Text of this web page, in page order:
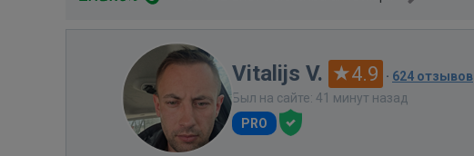
Vitalijs V. 4.9 · 624 отзывов
Был на сайте: 41 минут назад
PRO